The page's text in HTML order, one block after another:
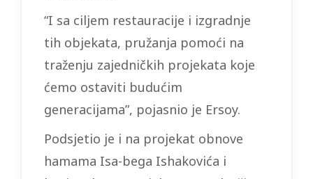
“I sa ciljem restauracije i izgradnje
tih objekata, pružanja pomoći na
traženju zajedničkih projekata koje
ćemo ostaviti budućim
generacijama”, pojasnio je Ersoy.
Podsjetio je i na projekat obnove
hamama Isa-bega Ishakovića i